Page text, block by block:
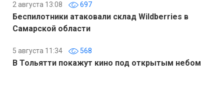
2 августа 13:08 697
Беспилотники атаковали склад Wildberries в
Самарской области
5 августа 11:34 568
В Тольятти покажут кино под открытым небом